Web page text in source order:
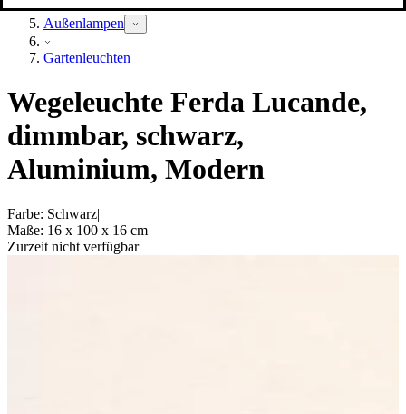
Außenlampen
Gartenleuchten
Wegeleuchte Ferda Lucande,
dimmbar, schwarz,
Aluminium, Modern
Farbe: Schwarz|
Maße: 16 x 100 x 16 cm
Zurzeit nicht verfügbar